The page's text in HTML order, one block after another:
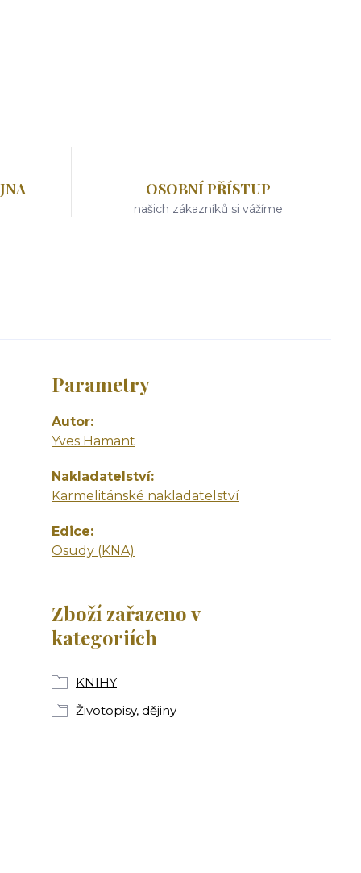
OSOBNÍ PŘÍSTUP
našich zákazníků si vážíme
Parametry
Autor
Yves Hamant
Nakladatelství
Karmelitánské nakladatelství
Edice
Osudy (KNA)
Zboží zařazeno v
kategoriích
KNIHY
Životopisy, dějiny